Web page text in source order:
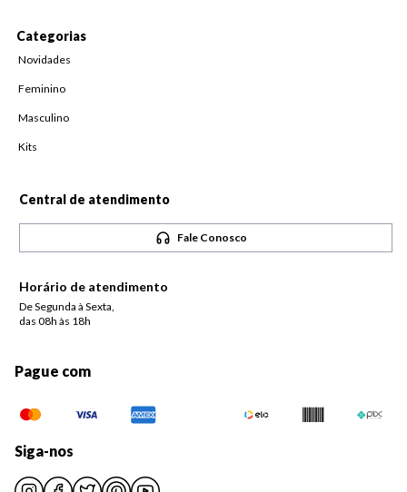
Categorias
Novidades
Feminino
Masculino
Kits
Central de atendimento
Fale Conosco
Horário de atendimento
De Segunda à Sexta,
das 08h às 18h
Pague com
Siga-nos